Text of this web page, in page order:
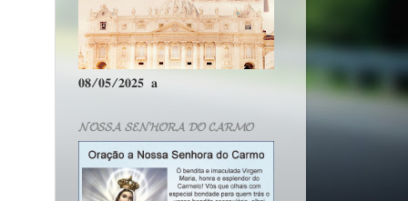
𝟎𝟖/𝟎𝟓/𝟐𝟎𝟐𝟓 𝐚
𝓝𝓞𝓢𝓢𝓐 𝓢𝓔𝓝𝓗𝓞𝓡𝓐 𝓓𝓞 𝓒𝓐𝓡𝓜𝓞